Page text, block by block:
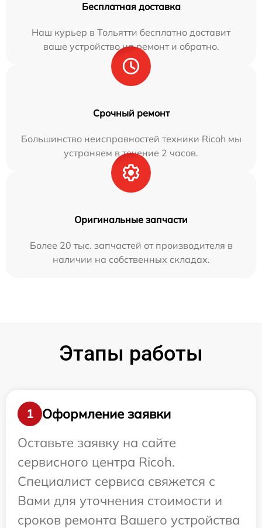
Бесплатная доставка
Наш курьер в Тольятти бесплатно доставит
ваше устройство на ремонт и обратно.
Срочный ремонт
Большинство неисправностей техники Ricoh мы
устраняем в течение 2 часов.
Оригинальные запчасти
Более 20 тыс. запчастей от производителя в
наличии на собственных складах.
Этапы работы
1
Оформление заявки
Оставьте заявку на сайте
сервисного центра Ricoh.
Специалист сервиса свяжется с
Вами для уточнения стоимости и
сроков ремонта Вашего устройства